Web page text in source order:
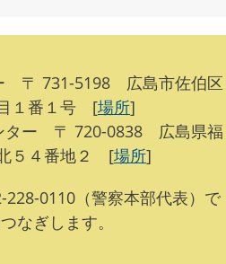
〒 731-5198 広島市佐伯区
１番１号 [場所]
ター 〒 720-0838 広島県福
５４番地２ [場所]
0110（警察本部代表）で
なぎします。